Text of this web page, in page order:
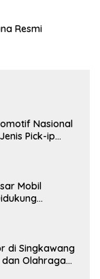
Resmi
Nasional
Pick-ip
Mobil
di Singkawang
dan Olahraga